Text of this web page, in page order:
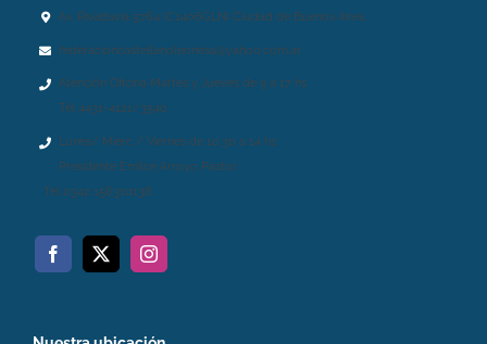
Av. Rivadavia 5764 (C1406GLN) Ciudad de Buenos Aires.
federacioncastellanoleonesa@yahoo.com.ar
Atención Oficina Martes y Jueves de 9 a 17 hs.
Tel 4431-4121/3540.
Lunes/ Mierc / Viernes de 10.30 a 14 hs.
Presidente Emilce Arroyo Pastor:
Tel 0342 156310138.